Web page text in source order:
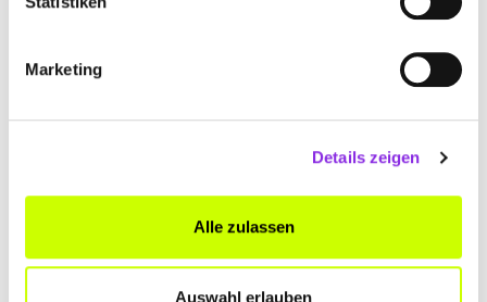
Marketing
Details zeigen
Alle zulassen
Auswahl erlauben
G. R AUTOLACKIEREREIEN INH. DIMITRI
BRUCH